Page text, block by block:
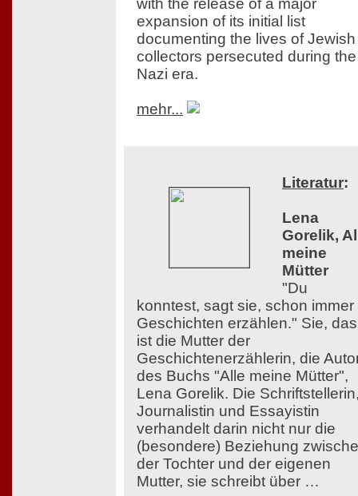
with the release of a major
expansion of its initial list
documenting the lives of Jewish
collectors persecuted during the
Nazi era.
mehr...
Literatur:
Lena
Gorelik,
meine
Mütter
"Du
konntest, sagt sie, schon immer
Geschichten erzählen." Sie, das
ist die Mutter der
Geschichtenerzählerin, die
des Buchs "Alle meine Mütter",
Lena Gorelik. Die
Journalistin und Essayistin
verhandelt darin nicht nur die
(besondere) Beziehung
der Tochter und der eigenen
Mutter, sie schreibt über …